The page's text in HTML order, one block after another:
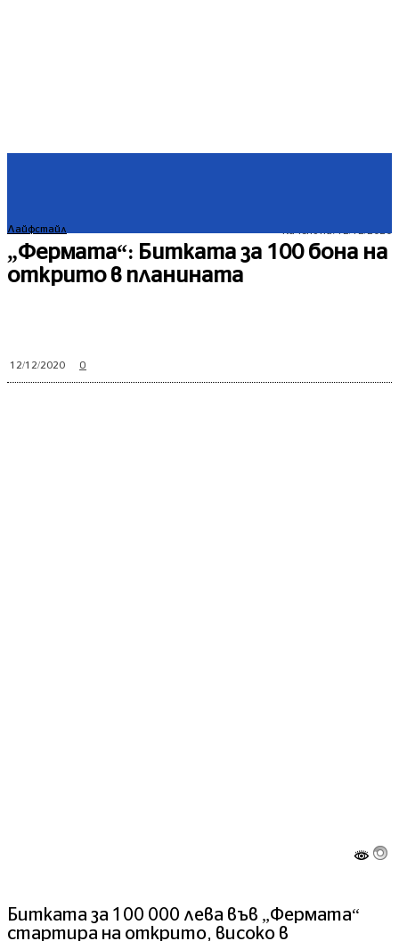
Лайфстайл
„Фермата“: Битката за 100 бона на
открито в планината
12/12/2020 0
Битката за 100 000 лева във „Фермата“
стартира на открито, високо в